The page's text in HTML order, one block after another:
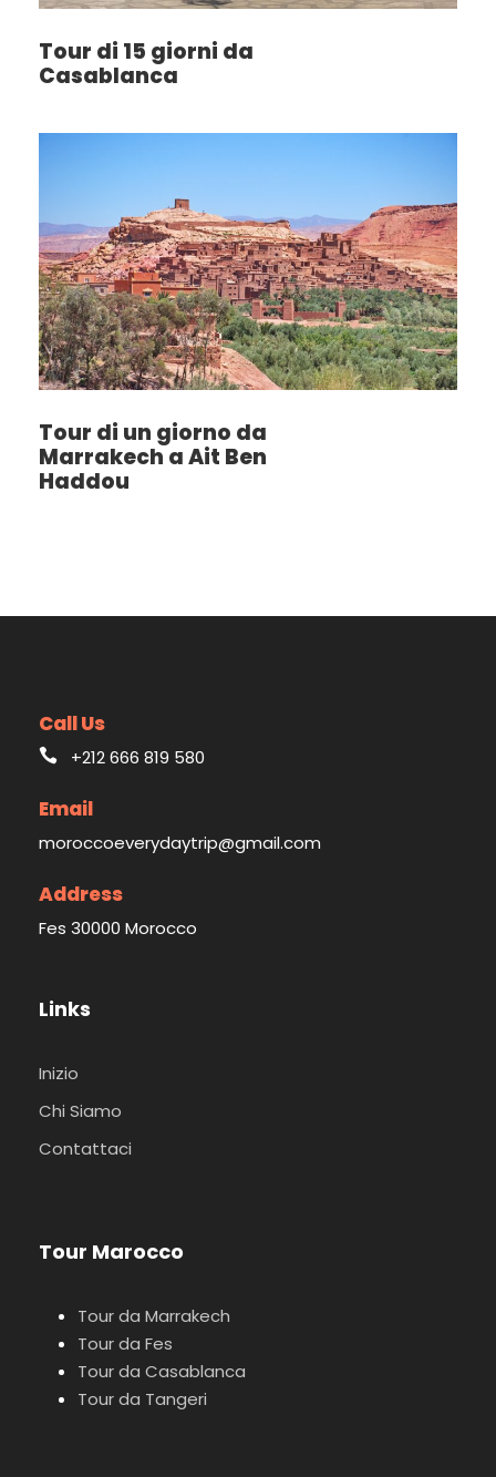
Tour di 15 giorni da
Casablanca
Tour di un giorno da
Marrakech a Ait Ben
Haddou
Call Us
+212 666 819 580
Email
moroccoeverydaytrip@gmail.com
Address
Fes 30000 Morocco
Links
Inizio
Chi Siamo
Contattaci
Tour Marocco
Tour da Marrakech
Tour da Fes
Tour da Casablanca
Tour da Tangeri